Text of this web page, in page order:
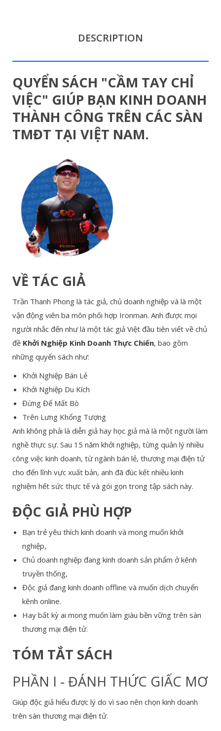
DESCRIPTION
QUYỂN SÁCH "CẦM TAY CHỈ
VIỆC" GIÚP BẠN KINH DOANH
THÀNH CÔNG TRÊN CÁC SÀN
TMĐT TẠI VIỆT NAM.
VỀ TÁC GIẢ
Trần Thanh Phong là tác giả, chủ doanh nghiệp và là một
vận động viên ba môn phối hợp Ironman. Anh được mọi
người nhắc đến như là một tác giả Việt đầu tiên viết về chủ
đề Khởi Nghiệp Kinh Doanh Thực Chiến, bao gồm
những quyển sách như:
Khởi Nghiệp Bán Lẻ
Khởi Nghiệp Du Kích
Đừng Để Mất Bò
Trên Lưng Khổng Tượng
Anh không phải là diễn giả hay học giả mà là một người làm
nghề thực sự. Sau 15 năm khởi nghiệp, từng quản lý nhiều
công việc kinh doanh, từ ngành bán lẻ, thương mại điện tử
cho đến lĩnh vực xuất bản, anh đã đúc kết nhiều kinh
nghiệm hết sức thực tế và gói gọn trong tập sách này.
ĐỘC GIẢ PHÙ HỢP
Bạn trẻ yêu thích kinh doanh và mong muốn khởi
nghiệp,
Chủ doanh nghiệp đang kinh doanh sản phẩm ở kênh
truyền thống,
Độc giả đang kinh doanh offline và muốn dịch chuyển
kênh online.
Hay bất kỳ ai mong muốn làm giàu bền vững trên sàn
thương mại điện tử.
TÓM TẮT SÁCH
PHẦN I - ĐÁNH THỨC GIẤC MƠ
Giúp độc giả hiểu được lý do vì sao nên chọn kinh doanh
trên sàn thương mại điện tử.